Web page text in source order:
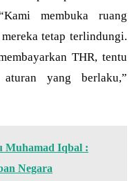
membuka ruang
tetap terlindungi.
THR, tentu
yang berlaku,”
Muhamad Iqbal :
Negara